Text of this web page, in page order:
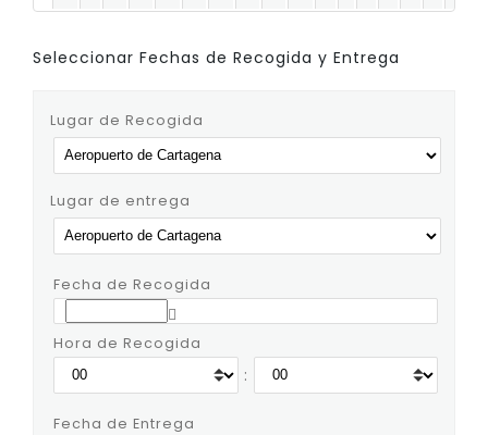
Seleccionar Fechas de Recogida y Entrega
Lugar de Recogida
Lugar de entrega
Fecha de Recogida
Hora de Recogida
:
Fecha de Entrega